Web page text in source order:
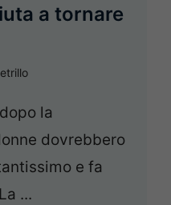
a tornare
la
dovrebbero
e fa
...